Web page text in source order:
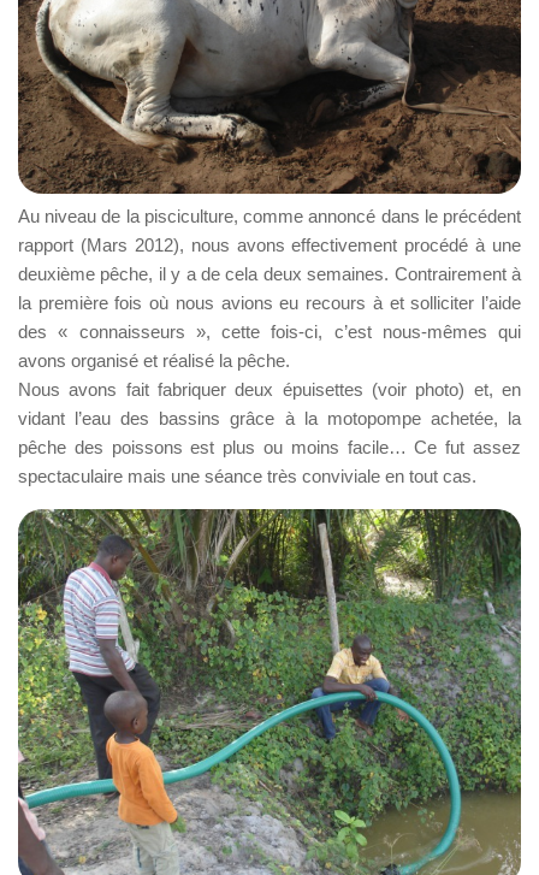
Au niveau de la pisciculture, comme annoncé dans le précédent
rapport (Mars 2012), nous avons effectivement procédé à une
deuxième pêche, il y a de cela deux semaines. Contrairement à
la première fois où nous avions eu recours à et solliciter l’aide
des « connaisseurs », cette fois-ci, c’est nous-mêmes qui
avons organisé et réalisé la pêche.
Nous avons fait fabriquer deux épuisettes (voir photo) et, en
vidant l’eau des bassins grâce à la motopompe achetée, la
pêche des poissons est plus ou moins facile… Ce fut assez
spectaculaire mais une séance très conviviale en tout cas.